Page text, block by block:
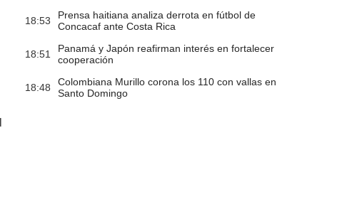
18:53
Prensa haitiana analiza derrota en fútbol de
Concacaf ante Costa Rica
18:51
Panamá y Japón reafirman interés en fortalecer
cooperación
18:48
Colombiana Murillo corona los 110 con vallas en
Santo Domingo